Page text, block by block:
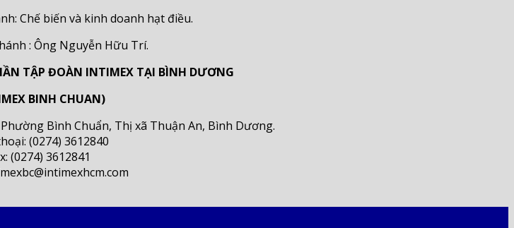
Chế biến và kinh doanh hạt điều.
: Ông Nguyễn Hữu Trí.
TẬP ĐOÀN INTIMEX TẠI BÌNH DƯƠNG
BINH CHUAN)
Bình Chuẩn, Thị xã Thuận An, Bình Dương.
(0274) 3612840
(0274) 3612841